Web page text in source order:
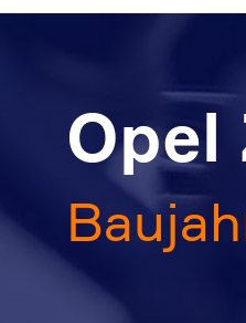
Opel